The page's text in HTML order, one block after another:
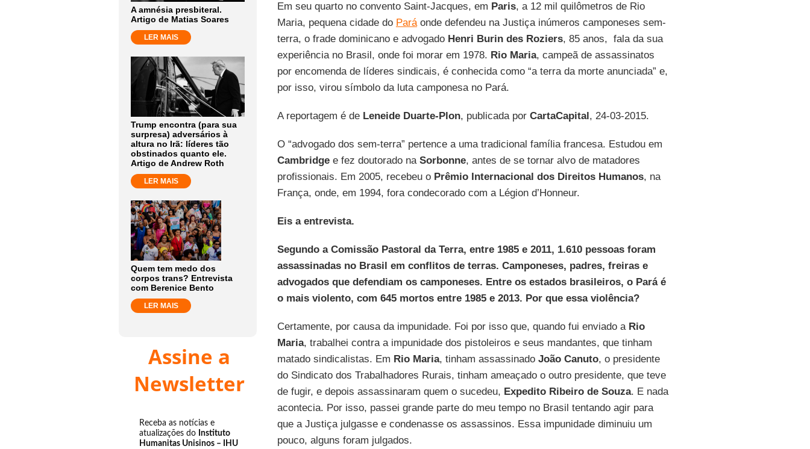
A amnésia presbiteral.
Artigo de Matias Soares
LER MAIS
Trump encontra (para sua
surpresa) adversários à
altura no Irã: líderes tão
obstinados quanto ele.
Artigo de Andrew Roth
LER MAIS
Quem tem medo dos
corpos trans? Entrevista
com Berenice Bento
LER MAIS
Assine a
Newsletter
Receba as notícias e
atualizações do Instituto
Humanitas Unisinos – IHU
Em seu quarto no convento Saint-Jacques, em Paris, a 12 mil quilômetros de Rio
Maria, pequena cidade do Paráonde defendeu na Justiça inúmeros camponeses sem-
terra, o frade dominicano e advogado Henri Burin des Roziers, 85 anos, fala da sua
experiência no Brasil, onde foi morar em 1978. Rio Maria, campeã de assassinatos
por encomenda de líderes sindicais, é conhecida como “a terra da morte anunciada” e,
por isso, virou símbolo da luta camponesa no Pará.
A reportagem é de Leneide Duarte-Plon, publicada por CartaCapital, 24-03-2015.
O “advogado dos sem-terra” pertence a uma tradicional família francesa. Estudou em
Cambridgee fez doutorado na Sorbonne, antes de se tornar alvo de matadores
profissionais. Em 2005, recebeu o Prêmio Internacional dos Direitos Humanos, na
França, onde, em 1994, fora condecorado com a Légion d’Honneur.
Eis a entrevista.
Segundo a Comissão Pastoral da Terra, entre 1985 e 2011, 1.610 pessoas foram
assassinadas no Brasil em conflitos de terras. Camponeses, padres, freiras e
advogados que defendiam os camponeses. Entre os estados brasileiros, o Pará é
o mais violento, com 645 mortos entre 1985 e 2013. Por que essa violência?
Certamente, por causa da impunidade. Foi por isso que, quando fui enviado a Rio
Maria, trabalhei contra a impunidade dos pistoleiros e seus mandantes, que tinham
matado sindicalistas. Em Rio Maria, tinham assassinado João Canuto, o presidente
do Sindicato dos Trabalhadores Rurais, tinham ameaçado o outro presidente, que teve
de fugir, e depois assassinaram quem o sucedeu, Expedito Ribeiro de Souza. E nada
acontecia. Por isso, passei grande parte do meu tempo no Brasil tentando agir para
que a Justiça julgasse e condenasse os assassinos. Essa impunidade diminuiu um
pouco, alguns foram julgados.